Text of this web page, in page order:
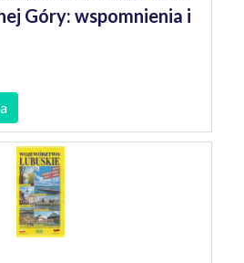
Góry: wspomnienia i